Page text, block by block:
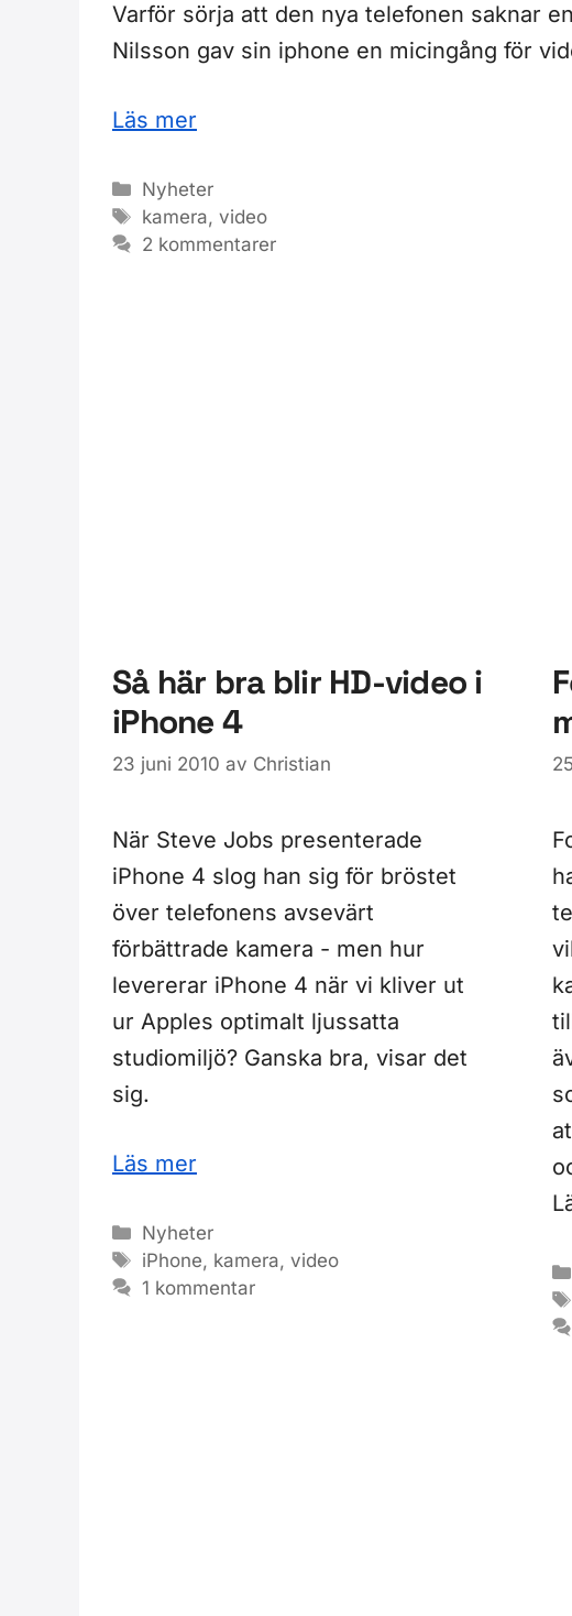
Varför sörja att den nya telefonen saknar
Nilsson gav sin iphone en micingång för
Läs mer
Kategorier
Nyheter
Etiketter
kamera,video
2 kommentarer
Så här bra blir HD-video i
iPhone 4
23 juni 2010 av Christian
När Steve Jobs presenterade
iPhone 4 slog han sig för bröstet
över telefonens avsevärt
förbättrade kamera - men hur
levererar iPhone 4 när vi kliver ut
ur Apples optimalt ljussatta
studiomiljö? Ganska bra, visar det
sig.
Läs mer
Kategorier
Nyheter
Etiketter
iPhone, kamera,video
1 kommentar